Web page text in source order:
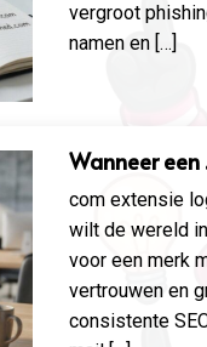
vergroot
namen en […]
Wanneer een
com extensie
wilt de wereld
voor een merk
vertrouwen en
consistente